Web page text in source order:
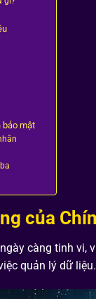
bảo mật
của
càng tinh
quản lý dữ liệu.